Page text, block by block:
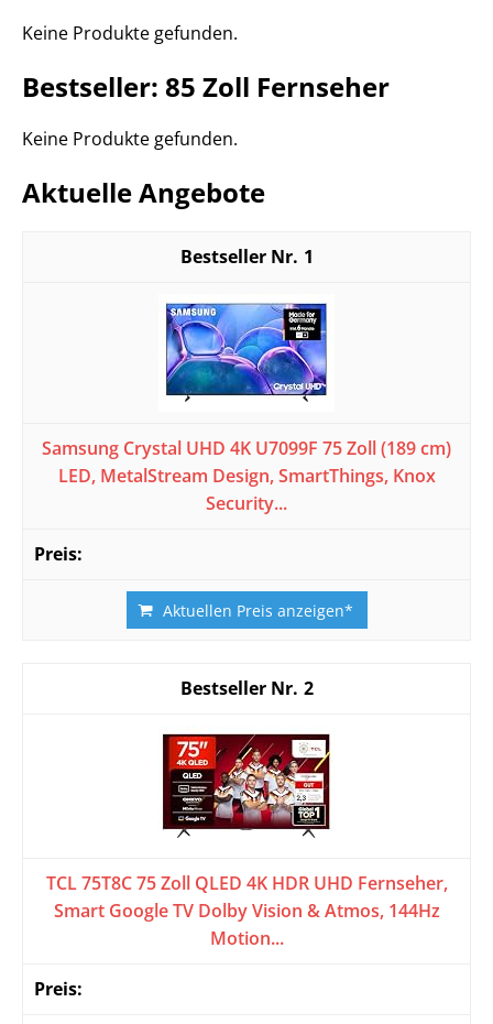
Keine Produkte gefunden.
Bestseller: 85 Zoll Fernseher
Keine Produkte gefunden.
Aktuelle Angebote
1
Samsung Crystal UHD 4K U7099F 75 Zoll (189 cm)
LED, MetalStream Design, SmartThings, Knox
Security...
Aktuellen Preis anzeigen*
2
TCL 75T8C 75 Zoll QLED 4K HDR UHD Fernseher,
Smart Google TV Dolby Vision & Atmos, 144Hz
Motion...